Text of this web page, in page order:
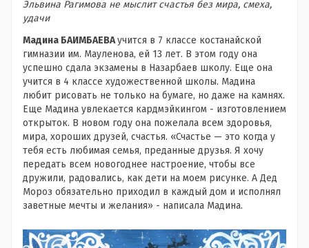
Эльвина Рагимова не мыслит счастья без мира, смеха,
удачи
Мадина БАИМБАЕВАучится в 7 классе костанайской
гимназии им. Мауленова, ей 13 лет. В этом году она
успешно сдала экзамены в Назарбаев школу. Еще она
учится в 4 классе художественной школы. Мадина
любит рисовать не только на бумаге, но даже на камнях.
Еще Мадина увлекается кардмэйкингом - изготовлением
открыток. В новом году она пожелала всем здоровья,
мира, хороших друзей, счастья. «Счастье — это когда у
тебя есть любимая семья, преданные друзья. Я хочу
передать всем новогоднее настроение, чтобы все
дружили, радовались, как дети на моем рисунке. А Дед
Мороз обязательно приходил в каждый дом и исполнял
заветные мечты и желания» - написала Мадина.